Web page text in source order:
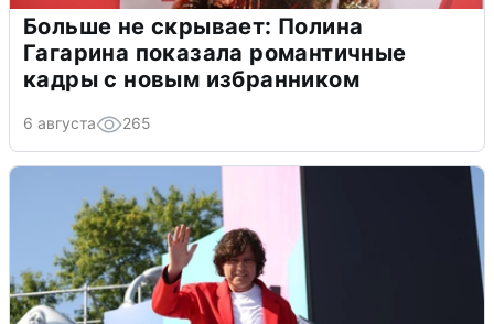
Больше не скрывает: Полина
Гагарина показала романтичные
кадры с новым избранником
6 августа 265